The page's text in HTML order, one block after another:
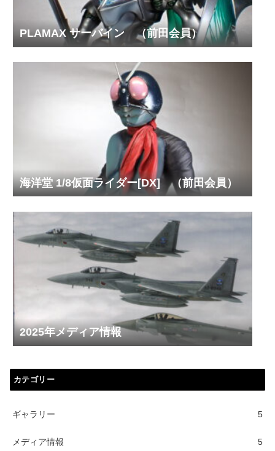
PLAMAX サーバイン （前田会員）
海洋堂 1/8仮面ライダー[DX] （前田会員）
2025年メディア情報
カテゴリー
ギャラリー 5
メディア情報 5